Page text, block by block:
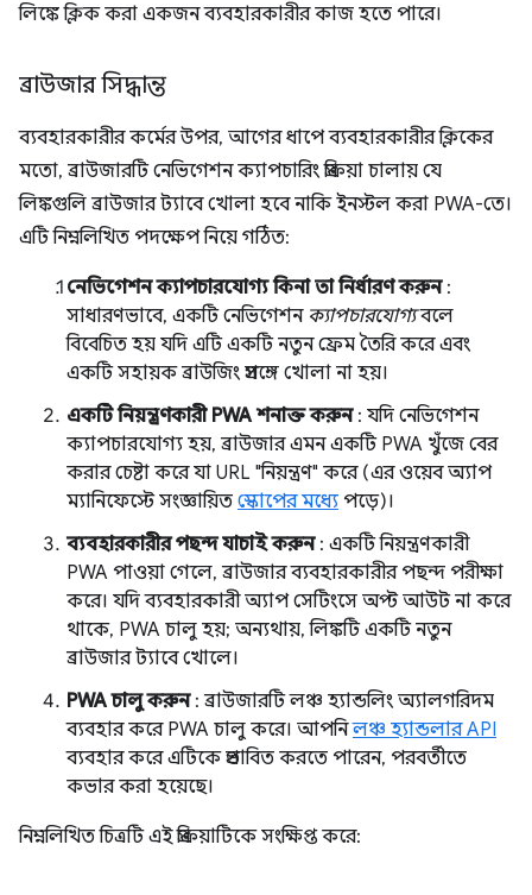
লিঙ্কে ক্লিক করা একজন ব্যবহারকারীর কাজ হতে পারে।
ব্রাউজার সিদ্ধান্ত
ব্যবহারকারীর কর্মের উপর, আগের ধাপে ব্যবহারকারীর ক্লিকের
মতো, ব্রাউজারটি নেভিগেশন ক্যাপচারিং প্রক্রিয়া চালায় যে
লিঙ্কগুলি ব্রাউজার ট্যাবে খোলা হবে নাকি ইনস্টল করা PWA-তে।
এটি নিম্নলিখিত পদক্ষেপ নিয়ে গঠিত:
নেভিগেশন ক্যাপচারযোগ্য কিনা তা নির্ধারণ করুন:
সাধারণভাবে, একটি নেভিগেশন ক্যাপচারযোগ্যবলে
বিবেচিত হয় যদি এটি একটি নতুন ফ্রেম তৈরি করে এবং
একটি সহায়ক ব্রাউজিং প্রসঙ্গে খোলা না হয়।
একটি নিয়ন্ত্রণকারী PWA শনাক্ত করুন: যদি নেভিগেশন
ক্যাপচারযোগ্য হয়, ব্রাউজার এমন একটি PWA খুঁজে বের
করার চেষ্টা করে যা URL "নিয়ন্ত্রণ" করে (এর ওয়েব অ্যাপ
ম্যানিফেস্টে সংজ্ঞায়িত স্কোপের মধ্যে পড়ে)।
ব্যবহারকারীর পছন্দ যাচাই করুন: একটি নিয়ন্ত্রণকারী
PWA পাওয়া গেলে, ব্রাউজার ব্যবহারকারীর পছন্দ পরীক্ষা
করে। যদি ব্যবহারকারী অ্যাপ সেটিংসে অপ্ট আউট না করে
থাকে, PWA চালু হয়; অন্যথায়, লিঙ্কটি একটি নতুন
ব্রাউজার ট্যাবে খোলে।
PWA চালু করুন: ব্রাউজারটি লঞ্চ হ্যান্ডলিং অ্যালগরিদম
ব্যবহার করে PWA চালু করে। আপনিলঞ্চ হ্যান্ডলার API
ব্যবহার করে এটিকে প্রভাবিত করতে পারেন, পরবর্তীতে
কভার করা হয়েছে।
নিম্নলিখিত চিত্রটি এই প্রক্রিয়াটিকে সংক্ষিপ্ত করে: